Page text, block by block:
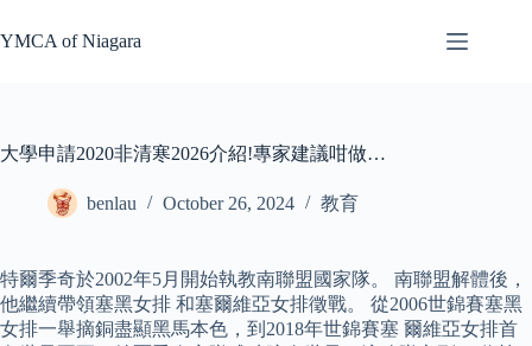
to
content
YMCA of Niagara
大學申請2020非清寒2026介紹!專家建議咁做…
benlau October 26, 2024 教育
特爾季奇於2002年5月開始執教南聯盟國家隊。 南聯盟解體後，
他繼續帶領塞黑女排 和塞爾維亞女排徵戰。 從2006世錦賽塞黑
女排一舉摘銅盡顯黑馬本色，到2018年世錦賽塞 爾維亞女排首